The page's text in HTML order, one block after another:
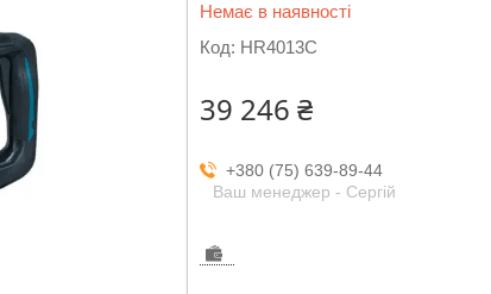
Немає в наявності
Код: HR4013C
39 246 ₴
+380 (75) 639-89-44
Ваш менеджер - Сергій